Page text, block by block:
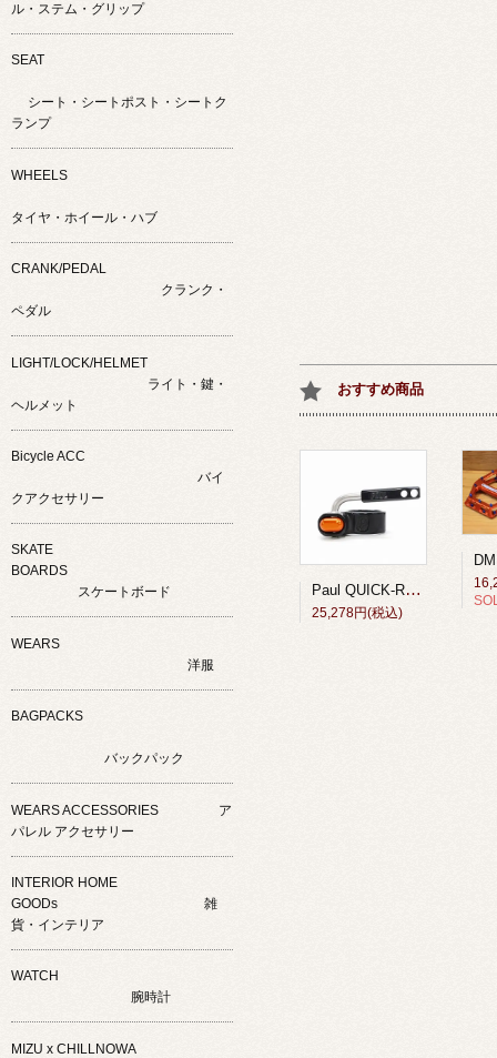
おすすめ商品
Paul QUICK-RELEASE SEAT COLLOR Black/Orange
25,278円(税込)
ル・ステム・グリップ
SEAT
シート・シートポスト・シートク
ランプ
WHEELS
タイヤ・ホイール・ハブ
CRANK/PEDAL
クランク・
ペダル
LIGHT/LOCK/HELMET
ライト・鍵・
ヘルメット
Bicycle ACC
バイ
クアクセサリー
SKATE
BOARDS
スケートボード
WEARS
洋服
BAGPACKS
バックパック
WEARS ACCESSORIES ア
パレル アクセサリー
INTERIOR HOME
GOODs 雑
貨・インテリア
WATCH
腕時計
MIZU x CHILLNOWA